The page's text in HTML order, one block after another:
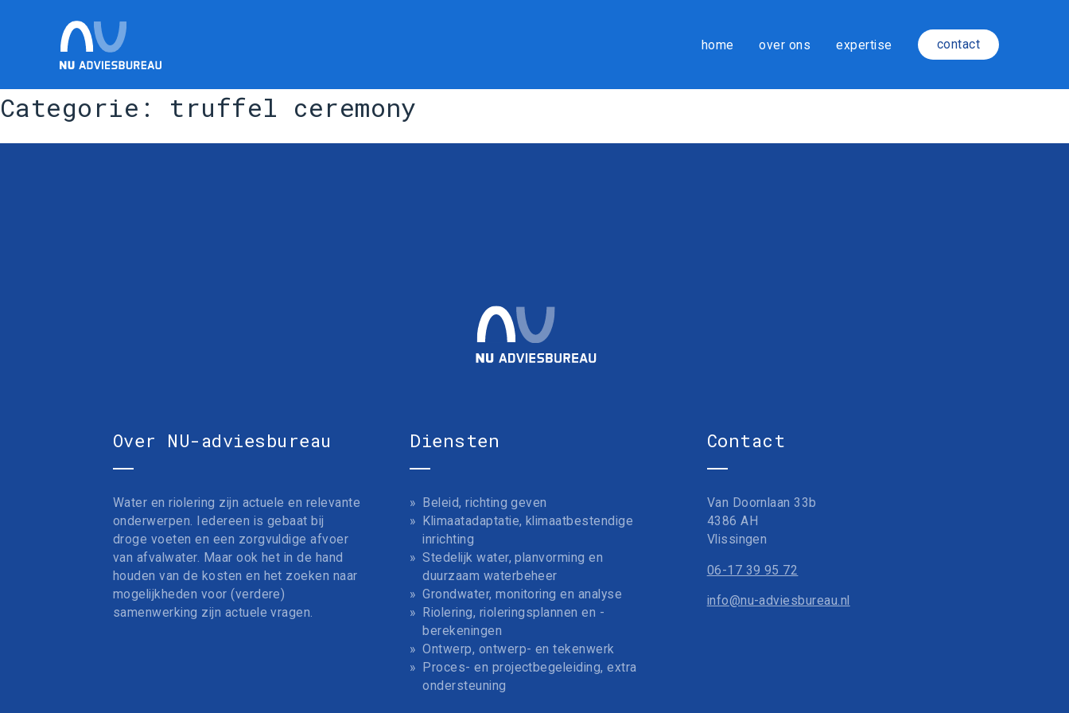
home over ons expertise contact
Categorie: truffel ceremony
Over NU-adviesbureau
Water en riolering zijn actuele en relevante
onderwerpen. Iedereen is gebaat bij
droge voeten en een zorgvuldige afvoer
van afvalwater. Maar ook het in de hand
houden van de kosten en het zoeken naar
mogelijkheden voor (verdere)
samenwerking zijn actuele vragen.
Diensten
Beleid, richting geven
Klimaatadaptatie, klimaatbestendige
inrichting
Stedelijk water, planvorming en
duurzaam waterbeheer
Grondwater, monitoring en analyse
Riolering, rioleringsplannen en -
berekeningen
Ontwerp, ontwerp- en tekenwerk
Proces- en projectbegeleiding, extra
ondersteuning
Contact
Van Doornlaan 33b
4386 AH
Vlissingen
06-17 39 95 72
info@nu-adviesbureau.nl